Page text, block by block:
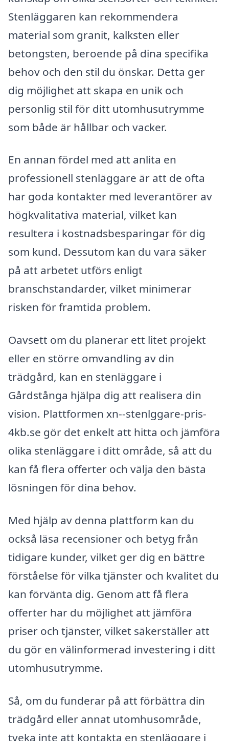
Stenläggaren kan rekommendera
material som granit, kalksten eller
betongsten, beroende på dina specifika
behov och den stil du önskar. Detta ger
dig möjlighet att skapa en unik och
personlig stil för ditt utomhusutrymme
som både är hållbar och vacker.
En annan fördel med att anlita en
professionell stenläggare är att de ofta
har goda kontakter med leverantörer av
högkvalitativa material, vilket kan
resultera i kostnadsbesparingar för dig
som kund. Dessutom kan du vara säker
på att arbetet utförs enligt
branschstandarder, vilket minimerar
risken för framtida problem.
Oavsett om du planerar ett litet projekt
eller en större omvandling av din
trädgård, kan en stenläggare i
Gårdstånga hjälpa dig att realisera din
vision. Plattformen xn--stenlggare-pris-
4kb.se gör det enkelt att hitta och jämföra
olika stenläggare i ditt område, så att du
kan få flera offerter och välja den bästa
lösningen för dina behov.
Med hjälp av denna plattform kan du
också läsa recensioner och betyg från
tidigare kunder, vilket ger dig en bättre
förståelse för vilka tjänster och kvalitet du
kan förvänta dig. Genom att få flera
offerter har du möjlighet att jämföra
priser och tjänster, vilket säkerställer att
du gör en välinformerad investering i ditt
utomhusutrymme.
Så, om du funderar på att förbättra din
trädgård eller annat utomhusområde,
tveka inte att kontakta en stenläggare i